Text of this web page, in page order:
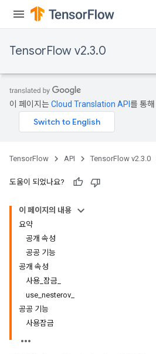
TensorFlow v2.3.0
이 페이지는Cloud Translation API 를 통
TensorFlow API TensorFlow v2.3.0
도움이 되었나요?
이 페이지의 내용
요약
공개 속성
공공 기능
공개 속성
사용_잠금_
use_nesterov_
공공 기능
사용잠금